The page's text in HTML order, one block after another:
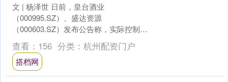
文 | 杨泽世 日前，皇台酒业
（000995.SZ）、盛达资源
（000603.SZ）发布公告称，实际控制人
赵满堂收到证监会下发的《立案告知
书》，因涉嫌信息披露违....
查看： 156 分类： 杭州配资门户
搭档网